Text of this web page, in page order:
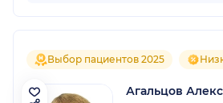
Выбор пациентов 2025
Агальцов